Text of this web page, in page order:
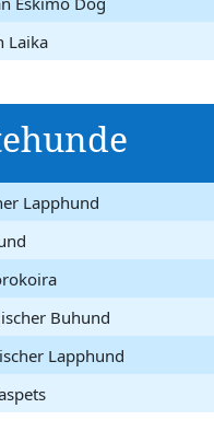
Laika
Lapphund
Buhund
Lapphund